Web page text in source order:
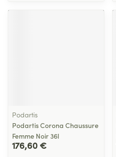
Podartis
Podartis Corona Chaussure
Femme Noir 36l
176,60 €